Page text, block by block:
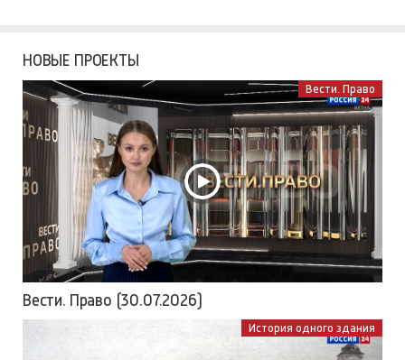
НОВЫЕ ПРОЕКТЫ
Вести. Право
Вести. Право (30.07.2026)
История одного здания